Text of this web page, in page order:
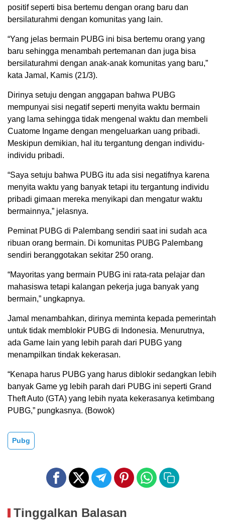
positif seperti bisa bertemu dengan orang baru dan
bersilaturahmi dengan komunitas yang lain.
“Yang jelas bermain PUBG ini bisa bertemu orang yang
baru sehingga menambah pertemanan dan juga bisa
bersilaturahmi dengan anak-anak komunitas yang baru,”
kata Jamal, Kamis (21/3).
Dirinya setuju dengan anggapan bahwa PUBG
mempunyai sisi negatif seperti menyita waktu bermain
yang lama sehingga tidak mengenal waktu dan membeli
Cuatome Ingame dengan mengeluarkan uang pribadi.
Meskipun demikian, hal itu tergantung dengan individu-
individu pribadi.
“Saya setuju bahwa PUBG itu ada sisi negatifnya karena
menyita waktu yang banyak tetapi itu tergantung individu
pribadi gimaan mereka menyikapi dan mengatur waktu
bermainnya,” jelasnya.
Peminat PUBG di Palembang sendiri saat ini sudah aca
ribuan orang bermain. Di komunitas PUBG Palembang
sendiri beranggotakan sekitar 250 orang.
“Mayoritas yang bermain PUBG ini rata-rata pelajar dan
mahasiswa tetapi kalangan pekerja juga banyak yang
bermain,” ungkapnya.
Jamal menambahkan, dirinya meminta kepada pemerintah
untuk tidak memblokir PUBG di Indonesia. Menurutnya,
ada Game lain yang lebih parah dari PUBG yang
menampilkan tindak kekerasan.
“Kenapa harus PUBG yang harus diblokir sedangkan lebih
banyak Game yg lebih parah dari PUBG ini seperti Grand
Theft Auto (GTA) yang lebih nyata kekerasanya ketimbang
PUBG,” pungkasnya. (Bowok)
Pubg
Tinggalkan Balasan